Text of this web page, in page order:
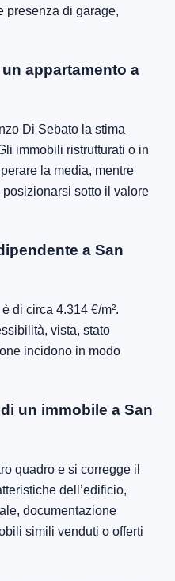
presenza di garage,
appartamento a
Di Sebato la stima
immobili ristrutturati o in
la media, mentre
sotto il valore
a San
di circa 4.314 €/m².
vista, stato
incidono in modo
un immobile a San
quadro e si corregge il
dell’edificio,
documentazione
simili venduti o offerti